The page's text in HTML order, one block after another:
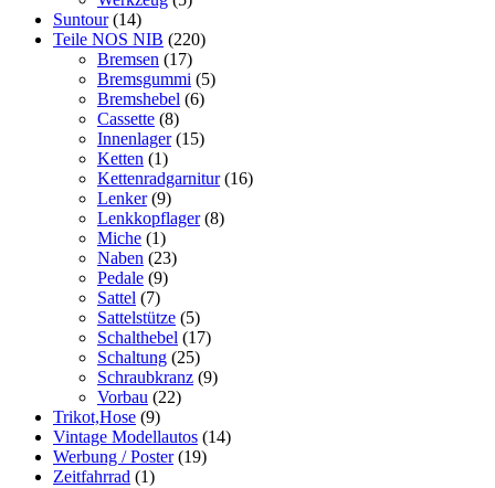
Suntour (14)
Teile NOS NIB (220)
Bremsen (17)
Bremsgummi (5)
Bremshebel (6)
Cassette (8)
Innenlager (15)
Ketten (1)
Kettenradgarnitur (16)
Lenker (9)
Lenkkopflager (8)
Miche (1)
Naben (23)
Pedale (9)
Sattel (7)
Sattelstütze (5)
Schalthebel (17)
Schaltung (25)
Schraubkranz (9)
Vorbau (22)
Trikot,Hose (9)
Vintage Modellautos (14)
Werbung / Poster (19)
Zeitfahrrad (1)